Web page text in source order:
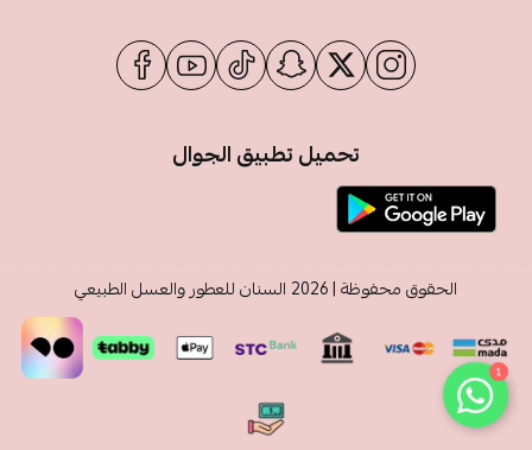
تحميل تطبيق الجوال
الحقوق محفوظة | 2026 السنان للعطور والعسل الطبيعي
1